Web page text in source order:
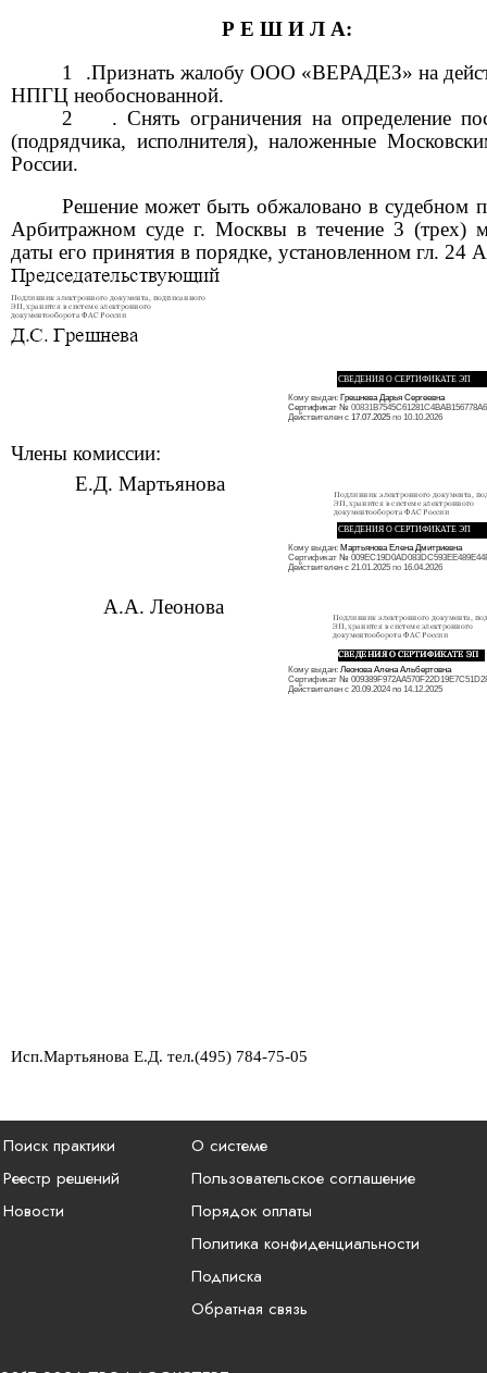
Р Е Ш И Л А:
1
.Признать жалобу ООО «ВЕРАДЕЗ» на
НПГЦ необоснованной.
2
. Снять ограничения на определение
(подрядчика, исполнителя), наложенные
России.
Решение может быть обжаловано в судебном
Арбитражном суде г. Москвы в течение 3 (трех)
даты его принятия в порядке, установленном гл. 24
СВЕДЕНИЯ О СЕРТИФИКАТЕ ЭП
Кому выдан: Грешнева Дарья Сергеевна
Сертификат № 00831
Действителен с 17.07.2025 по 10.10.2026
Члены комиссии:
Е.Д. Мартьянова
СВЕДЕНИЯ О СЕРТИФИКАТЕ ЭП
Кому выдан: Мартьянова Елена Дмитриевна
Сертификат №
Действителен с 21.01.2025 по 16.04.2026
А.А. Леонова
Кому выдан: Леонова Алена Альбертовна
Сертификат №
Действителен с 20.09.2024 по 14.12.2025
Исп.Мартьянова Е.Д. тел.(495) 784-75-05
Поиск практики
Реестр решений
Новости
О системе
Пользовательское соглашение
Порядок оплаты
Политика конфиденциальности
Подписка
Обратная связь